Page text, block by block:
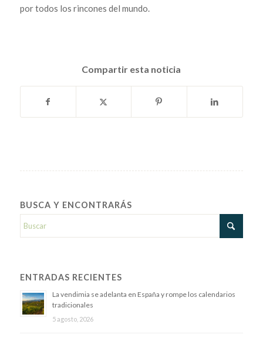
por todos los rincones del mundo.
Compartir esta noticia
BUSCA Y ENCONTRARÁS
ENTRADAS RECIENTES
La vendimia se adelanta en España y rompe los calendarios
tradicionales
5 agosto, 2026